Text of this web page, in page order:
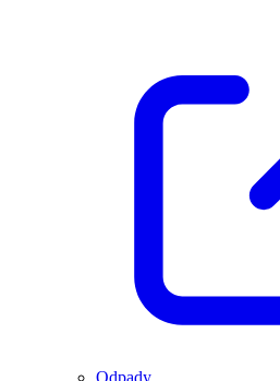
Odpady